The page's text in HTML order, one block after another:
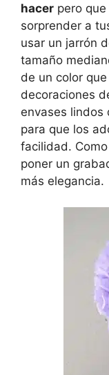
hacer pero
sorprender a
usar un jarrón
tamaño
de un color
decoraciones
envases lindos
para que los
facilidad.
poner un
más elegancia.